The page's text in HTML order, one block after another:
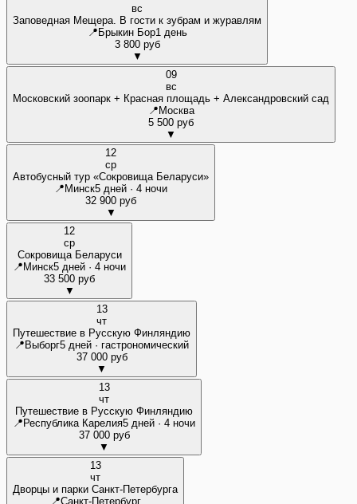
вс
Заповедная Мещера. В гости к зубрам и журавлям
📍 Брыкин Бор1 день
3 800 руб
▼
09
вс
Московский зоопарк + Красная площадь + Александровский сад
📍 Москва
5 500 руб
▼
12
ср
Автобусный тур «Сокровища Беларуси»
📍 Минск5 дней · 4 ночи
32 900 руб
▼
12
ср
Сокровища Беларуси
📍 Минск5 дней · 4 ночи
33 500 руб
▼
13
чт
Путешествие в Русскую Финляндию
📍 Выборг5 дней · гастрономический
37 000 руб
▼
13
чт
Путешествие в Русскую Финляндию
📍 Республика Карелия5 дней · 4 ночи
37 000 руб
▼
13
чт
Дворцы и парки Санкт-Петербурга
📍Санкт-Петербург